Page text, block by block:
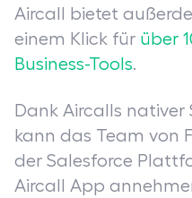
Aircall bietet
einem Klick für über
Business-Tools.
Dank Aircalls
kann das Team von
der Salesforce
Aircall App